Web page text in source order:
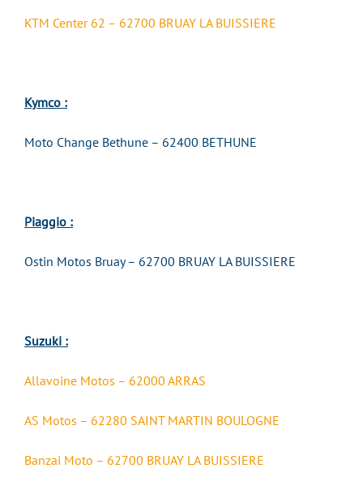
KTM Center 62 – 62700 BRUAY LA BUISSIERE
Kymco :
Moto Change Bethune – 62400 BETHUNE
Piaggio :
Ostin Motos Bruay – 62700 BRUAY LA BUISSIERE
Suzuki :
Allavoine Motos – 62000 ARRAS
AS Motos – 62280 SAINT MARTIN BOULOGNE
Banzai Moto – 62700 BRUAY LA BUISSIERE